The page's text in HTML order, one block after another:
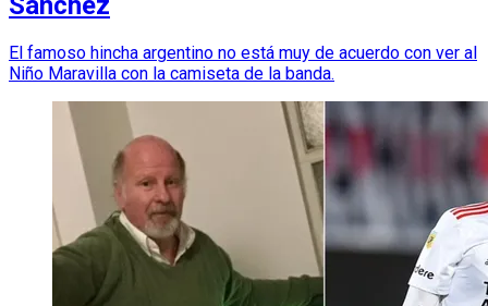
El famoso hincha argentino no está muy de acuerdo con ver al
Niño Maravilla con la camiseta de la banda.